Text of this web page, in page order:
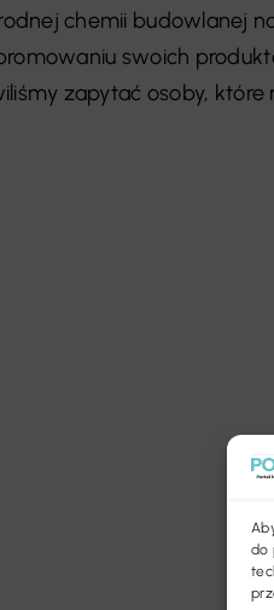
do
chemii budowlanej
swoich
zapytać osoby, które